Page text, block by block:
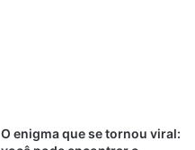
O enigma que se tornou viral: